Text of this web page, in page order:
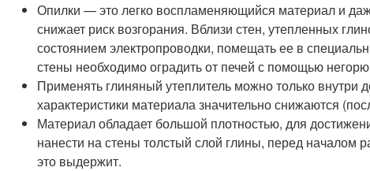
Опилки — это легко воспламеняющийся материал и
снижает риск возгорания. Вблизи стен, утепленных
состоянием электропроводки, помещать ее в
стены необходимо оградить от печей с помощью
Применять глиняный утеплитель можно только
характеристики материала значительно снижаются
Материал обладает большой плотностью, для
нанести на стены толстый слой глины, перед началом
это выдержит.